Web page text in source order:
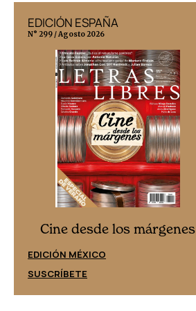
EDICIÓN ESPAÑA
N° 299 / Agosto 2026
Cine desde los márgenes
EDICIÓN MÉXICO
SUSCRÍBETE